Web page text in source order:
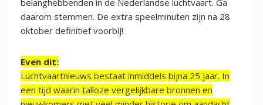
belanghebbenden in de Nederlandse luchtvaart. Ga
daarom stemmen. De extra speelminuten zijn na 28
oktober definitief voorbij!
Even dit:
Luchtvaartnieuws bestaat inmiddels bijna 25 jaar. In
een tijd waarin talloze vergelijkbare bronnen en